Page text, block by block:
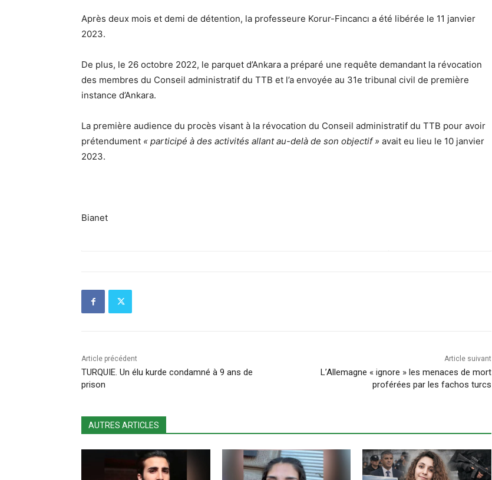
Après deux mois et demi de détention, la professeure Korur-Fincancı a été libérée le 11 janvier
2023.
De plus, le 26 octobre 2022, le parquet d’Ankara a préparé une requête demandant la révocation
des membres du Conseil administratif du TTB et l’a envoyée au 31e tribunal civil de première
instance d’Ankara.
La première audience du procès visant à la révocation du Conseil administratif du TTB pour avoir
prétendument « participé à des activités allant au-delà de son objectif » avait eu lieu le 10 janvier
2023.
Bianet
Article précédent
TURQUIE. Un élu kurde condamné à 9 ans de
prison
Article suivant
L’Allemagne « ignore » les menaces de mort
proférées par les fachos turcs
AUTRES ARTICLES